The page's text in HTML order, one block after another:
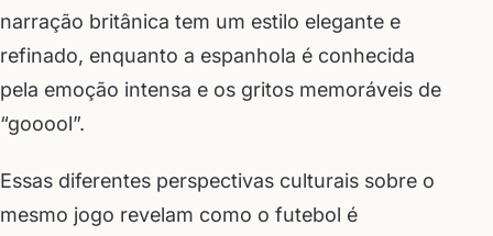
narração britânica tem um estilo elegante e
refinado, enquanto a espanhola é conhecida
pela emoção intensa e os gritos memoráveis de
“gooool”.
Essas diferentes perspectivas culturais sobre o
mesmo jogo revelam como o futebol é